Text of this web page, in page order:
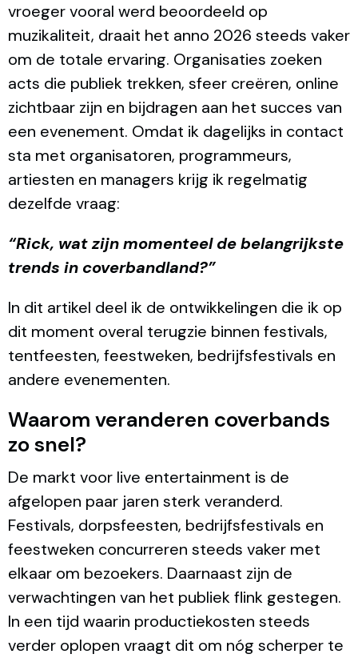
vroeger vooral werd beoordeeld op
muzikaliteit, draait het anno 2026 steeds vaker
om de totale ervaring. Organisaties zoeken
acts die publiek trekken, sfeer creëren, online
zichtbaar zijn en bijdragen aan het succes van
een evenement. Omdat ik dagelijks in contact
sta met organisatoren, programmeurs,
artiesten en managers krijg ik regelmatig
dezelfde vraag:
“Rick, wat zijn momenteel de belangrijkste
trends in coverbandland?”
In dit artikel deel ik de ontwikkelingen die ik op
dit moment overal terugzie binnen festivals,
tentfeesten, feestweken, bedrijfsfestivals en
andere evenementen.
Waarom veranderen coverbands
zo snel?
De markt voor live entertainment is de
afgelopen paar jaren sterk veranderd.
Festivals, dorpsfeesten, bedrijfsfestivals en
feestweken concurreren steeds vaker met
elkaar om bezoekers. Daarnaast zijn de
verwachtingen van het publiek flink gestegen.
In een tijd waarin productiekosten steeds
verder oplopen vraagt dit om nóg scherper te